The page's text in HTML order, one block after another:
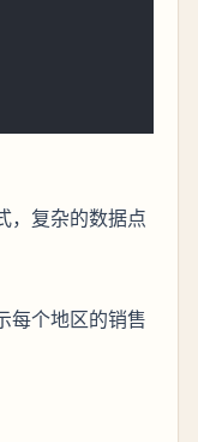
，复杂的数据点
每个地区的销售